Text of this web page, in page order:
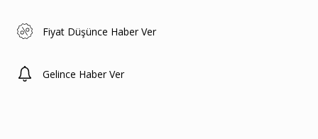
Fiyat Düşünce Haber Ver
Gelince Haber Ver